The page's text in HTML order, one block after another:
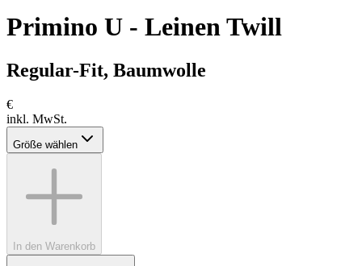
Primino U - Leinen Twill
Regular-Fit, Baumwolle
€
inkl. MwSt.
Größe wählen
In den Warenkorb